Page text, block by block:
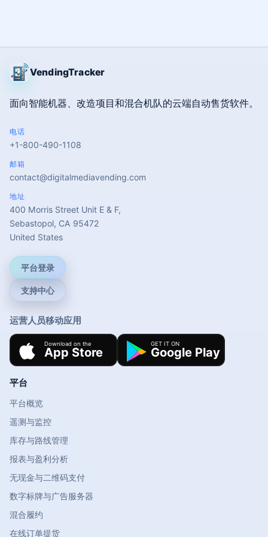
VendingTracker
面向智能机器、改造项目和混合机队的云端自动售货软件。
电话
+1-800-490-1108
邮箱
contact@digitalmediavending.com
地址
400 Morris Street Unit E & F,
Sebastopol, CA 95472
United States
平台登录
支持中心
运营人员移动应用
平台
平台概览
遥测与监控
库存与路线管理
报表与盈利分析
无现金与二维码支付
数字标牌与广告服务器
混合履约
在线订单提货